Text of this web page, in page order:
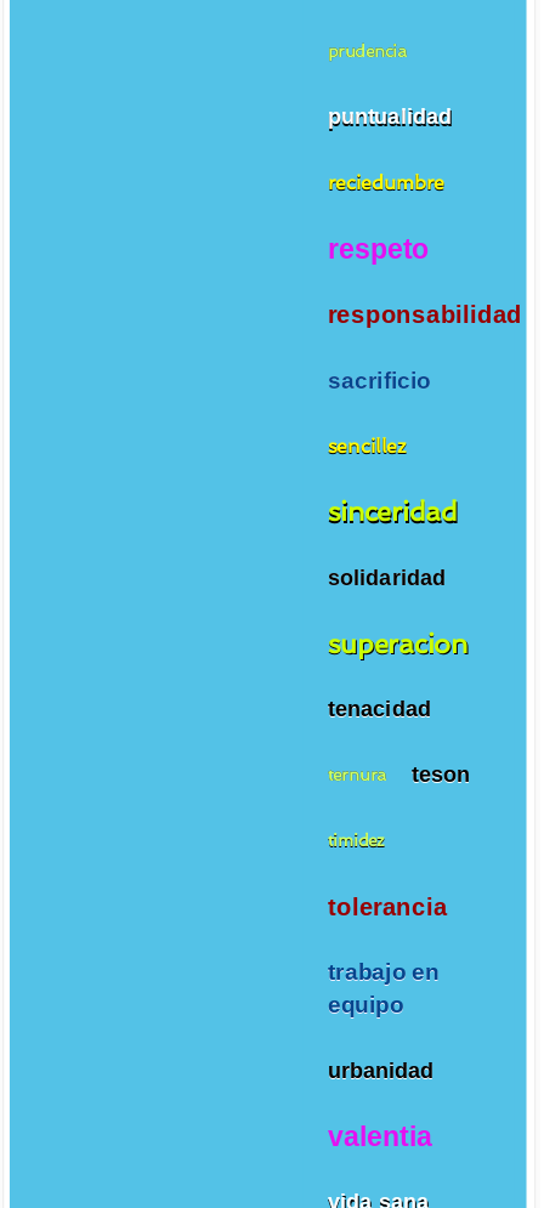
prudencia
puntualidad
reciedumbre
respeto
responsabilidad
sacrificio
sencillez
sinceridad
solidaridad
superacion
tenacidad
ternura teson
timidez
tolerancia
trabajo en
equipo
urbanidad
valentia
vida sana